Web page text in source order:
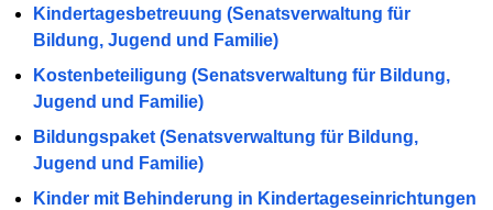
Kindertagesbetreuung (Senatsverwaltung für
Bildung, Jugend und Familie)
Kostenbeteiligung (Senatsverwaltung für Bildung,
Jugend und Familie)
Bildungspaket (Senatsverwaltung für Bildung,
Jugend und Familie)
Kinder mit Behinderung in Kindertageseinrichtungen